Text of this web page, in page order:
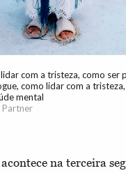
com a tristeza, como ser
como lidar com a
mental
Partner
na terceira